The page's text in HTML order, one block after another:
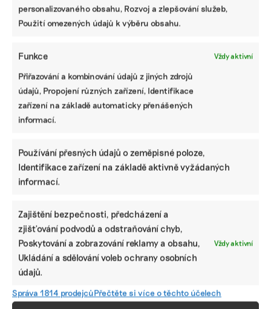
personalizovaného obsahu, Rozvoj a zlepšování služeb,
Použití omezených údajů k výběru obsahu.
Funkce Vždy aktivní
Přiřazování a kombinování údajů z jiných zdrojů
údajů, Propojení různých zařízení, Identifikace
zařízení na základě automaticky přenášených
informací.
Používání přesných údajů o zeměpisné poloze,
Identifikace zařízení na základě aktivně vyžádaných
informací.
Zajištění bezpečnosti, předcházení a
zjišťování podvodů a odstraňování chyb,
Poskytování a zobrazování reklamy a obsahu,
Ukládání a sdělování voleb ochrany osobních
údajů.
Vždy aktivní
Správa 1814 prodejcůPřečtěte si více o těchto účelech
Kosmetické aplikace zjistí složení parfémů
spolehnout nelze
Aplikací hodnotících složení kosmetických výrobků
přibývá. V Evropě je nejpopulárnější francouzská INCI
výběru kosmetiky a jejího složení.
Valentina Podlesná | 13. června 2024 | Životní styl | aplikace,
chemické látky,kosmetika,nezávadnost